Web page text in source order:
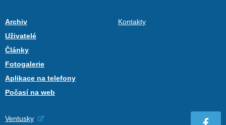
Archiv
Uživatelé
Články
Fotogalerie
Aplikace na telefony
Počasí na web
Kontakty
Ventusky